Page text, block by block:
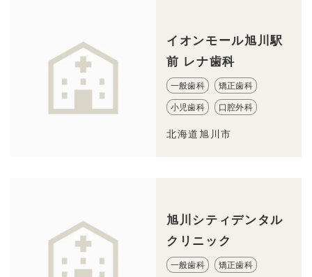
イオンモール旭川駅
前 レナ歯科
一般歯科 矯正歯科
小児歯科 口腔外科
北海道旭川市
旭川シティデンタル
クリニック
一般歯科 矯正歯科